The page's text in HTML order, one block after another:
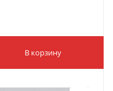
В корзину